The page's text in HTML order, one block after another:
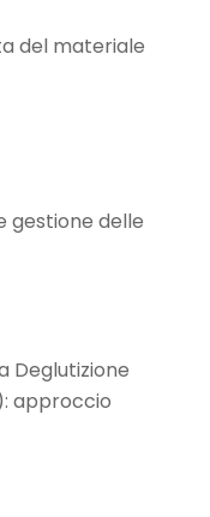
del materiale
gestione delle
Deglutizione
approccio